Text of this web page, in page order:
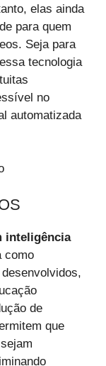
elas ainda
para quem
Seja para
tecnologia
no
automatizada
inteligência
como
de
que